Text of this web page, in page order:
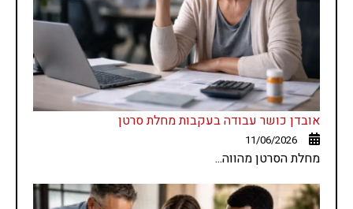
אובדן כושר עבודה בעקבות מחלת סרטן
11/06/2026
מחלת הסרטן מהווה...